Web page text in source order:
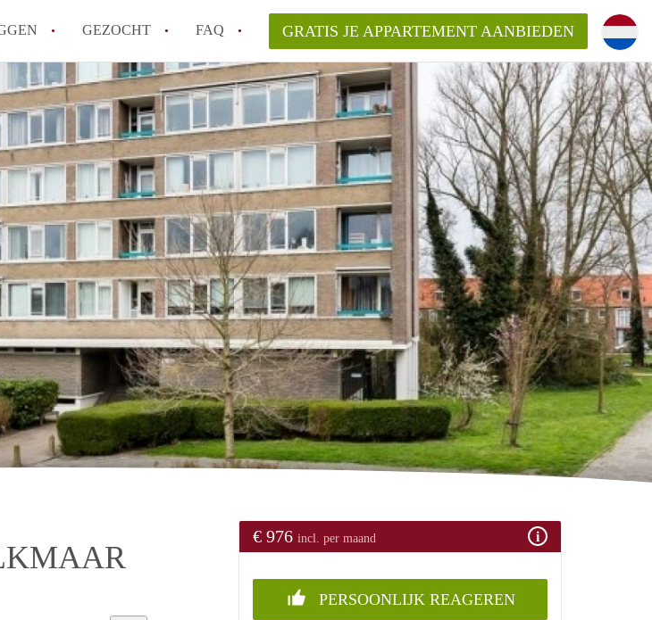
GEZOCHT FAQ
Tips: om in Alkmaar een appartement te vinden!
How to translate AppartementAlkmaar!
Wat is AppartementAlkmaar?
Wat is de privacyverklaring van AppartementAlkmaar?
Berekent AppartementAlkmaar
makelaarsvergoeding/bemiddelingsvergoeding?
Alle veelgestelde vragen
GRATIS JE APPARTEMENT AANBIEDEN
€ 976 incl. per maand
PERSOONLIJK REAGEREN